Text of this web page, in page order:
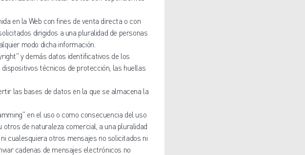
en la Web con fines de venta directa o con
dirigidos a una pluralidad de personas
modo dicha información.
y demás datos identificativos de los
técnicos de protección, las huellas
las bases de datos en la que se almacena la
en el uso o como consecuencia del uso
otros de naturaleza comercial, a una pluralidad
cualesquiera otros mensajes no solicitados ni
cadenas de mensajes electrónicos no